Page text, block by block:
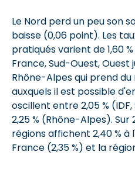
Le Nord perd un peu son
baisse (0,06 point). Les
pratiqués varient de 1,60
France, Sud-Ouest, Ouest
Rhône-Alpes qui prend
auxquels il est possible
oscillent entre 2,05 %
2,25 % (Rhône-Alpes).
régions affichent 2,40 %
France (2,35 %) et la